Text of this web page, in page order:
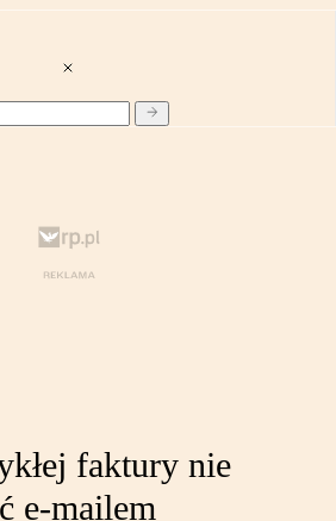
faktury nie
e-mailem